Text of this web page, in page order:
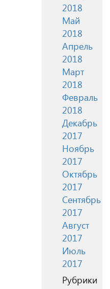
2018
Май
2018
Апрель
2018
Март
2018
Февраль
2018
Декабрь
2017
Ноябрь
2017
Октябрь
2017
Сентябрь
2017
Август
2017
Июль
2017
Рубрики